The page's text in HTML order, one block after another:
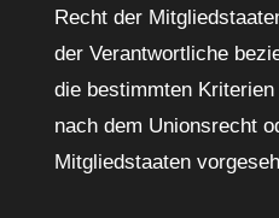
Recht der
der Verantwortliche
die bestimmten
nach dem Unionsrecht
Mitgliedstaaten